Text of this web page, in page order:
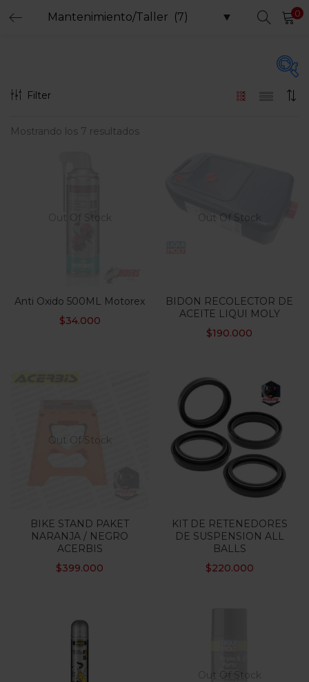
0
Etiquetas
Filter
Mostrando los 7 resultados
Out Of Stock
Anti Oxido 500ML Motorex
$34.000
Out Of Stock
BIDON RECOLECTOR DE
ACEITE LIQUI MOLY
$190.000
Out Of Stock
BIKE STAND PAKET
NARANJA / NEGRO
ACERBIS
$399.000
KIT DE RETENEDORES
DE SUSPENSION ALL
BALLS
$220.000
Out Of Stock
LOGIN REGISTER
Remember me